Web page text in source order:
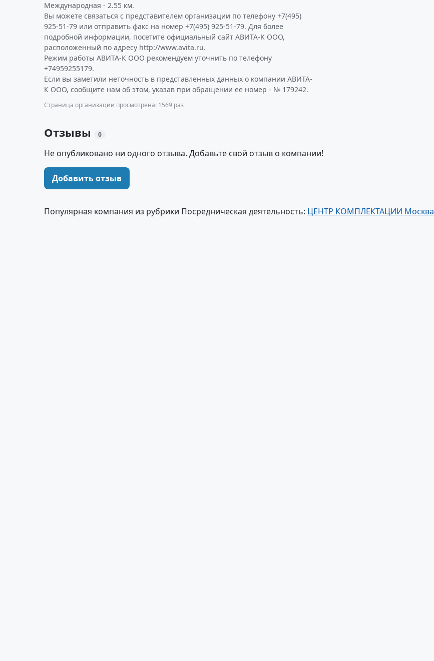
Международная - 2.55 км.
Вы можете связаться с представителем организации по телефону +7(495)
925-51-79 или отправить факс на номер +7(495) 925-51-79. Для более
подробной информации, посетите официальный сайт АВИТА-К ООО,
расположенный по адресу http://www.avita.ru.
Режим работы АВИТА-К ООО рекомендуем уточнить по телефону
+74959255179.
Если вы заметили неточность в представленных данных о компании АВИТА-
К ООО, сообщите нам об этом, указав при обращении ее номер - № 179242.
Страница организации просмотрена: 1569 раз
Отзывы 0
Не опубликовано ни одного отзыва. Добавьте свой отзыв о компании!
Добавить отзыв
Популярная компания из рубрики Посредническая деятельность: ЦЕНТР КОМПЛЕКТАЦИИ Москва